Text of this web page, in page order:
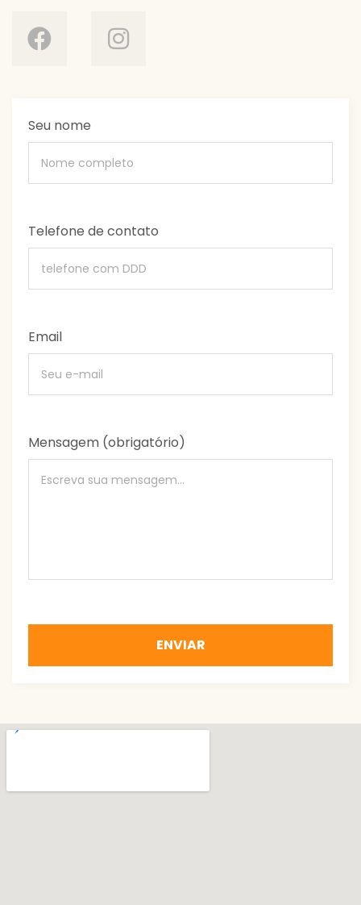
Seu nome
Telefone de contato
Email
Mensagem (obrigatório)